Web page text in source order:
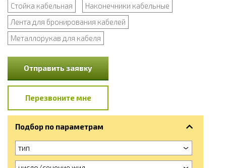
Стойка кабельная
Наконечники кабельные
Лента для бронирования кабелей
Металлорукав для кабеля
Отправить заявку
Перезвоните мне
Подбор по параметрам
тип